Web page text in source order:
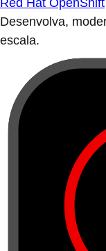
Red Hat OpenShift
Desenvolva,
escala.